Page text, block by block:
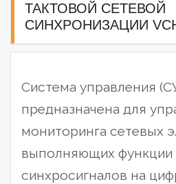
ТАКТОВОЙ СЕТЕВОЙ
СИНХРОНИЗАЦИИ
Система управления
предназначена для
мониторинга сетевых
выполняющих функции
синхросигналов на